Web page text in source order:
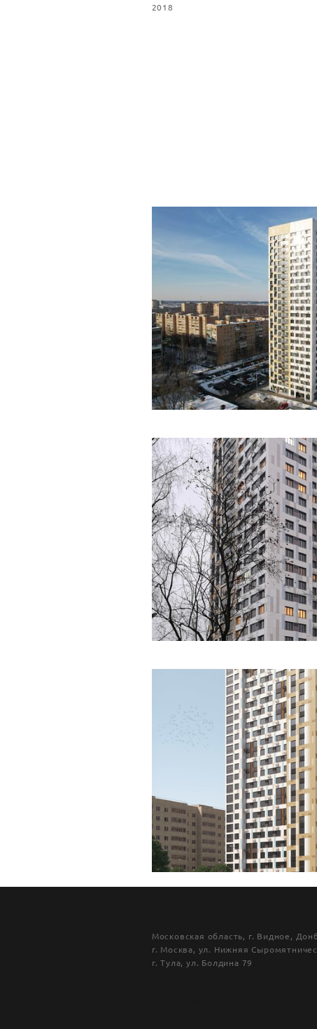
2018
Московская область, г. Видное,
г. Москва, ул. Нижняя
г. Тула, ул. Болдина 79